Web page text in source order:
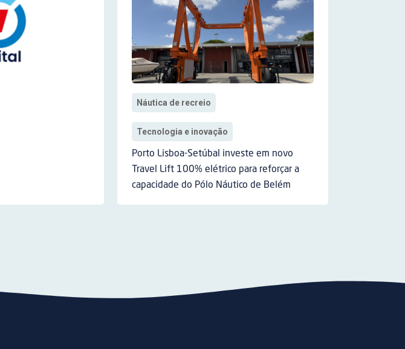
Náutica de recreio
Tecnologia e inovação
Porto Lisboa-Setúbal investe em novo
Travel Lift 100% elétrico para reforçar a
capacidade do Pólo Náutico de Belém